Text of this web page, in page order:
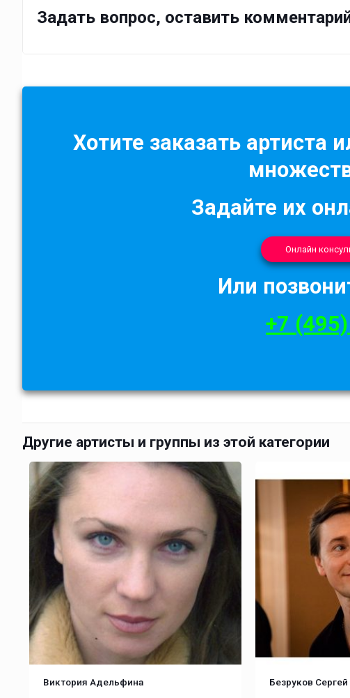
Задать вопрос, оставить
Хотите заказать артиста
Задайте их
Онлайн
Или
+7
Другие артисты и группы из этой категории
Виктория Адельфина Безруков Сергей